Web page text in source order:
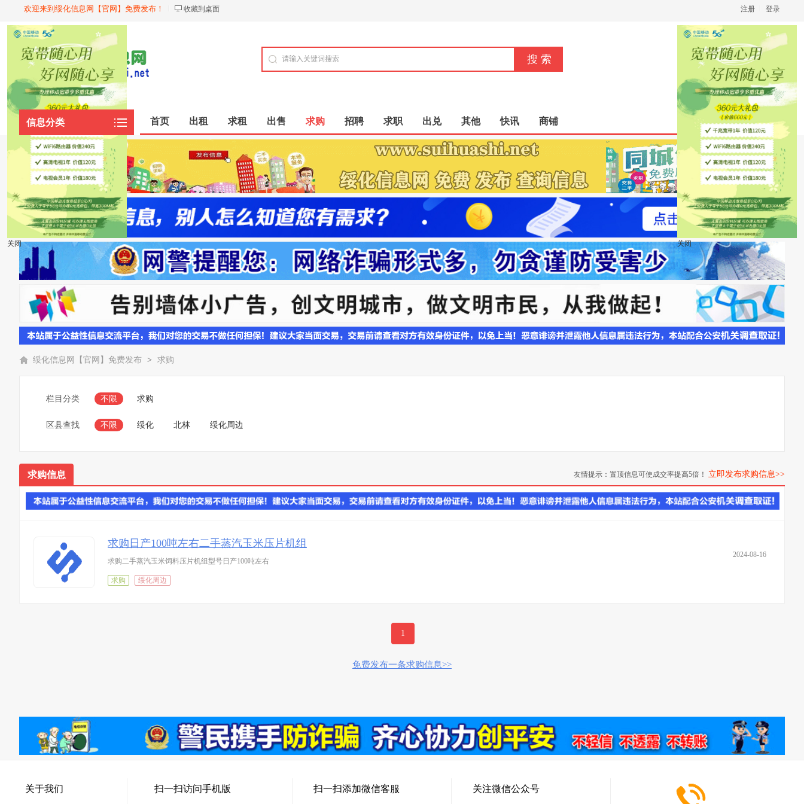
欢迎来到绥化信息网【官网】免费发布！ 收藏到桌面 登录
注册
立即发布信息
信息分类 首页 出租 求租 出售 求购 招聘 求职 出兑 其他 快讯 商铺
绥化信息网【官网】免费发布 > 求购
栏目分类 不限 求购
区县查找 不限 绥化 北林 绥化周边
求购信息 友情提示：置顶信息可使成交率提高5倍！ 立即发布求购信息>>
2024-08-16
求购日产100吨左右二手蒸汽玉米压片机组
求购二手蒸汽玉米饲料压片机组型号日产100吨左右
求购 绥化周边
1
免费发布一条求购信息>>
关闭 关闭
关于我们 扫一扫访问手机版 扫一扫添加微信客服 关注微信公众号